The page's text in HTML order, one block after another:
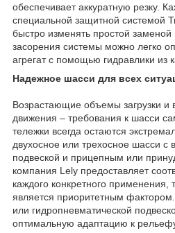
обеспечивает аккуратную резку.
специальной защитной системой
быстро изменять простой
засорения системы можно легко
агрегат с помощью гидравлики из
Надежное шасси для всех
Возрастающие объемы загрузки и
движения – требования к шасси
тележки всегда остаются
двухосное или трехосное шасси с
подвеской и прицепным или
компания Lely предоставляет
каждого конкретного применения,
является приоритетным
или гидропневматической
оптимальную адаптацию к